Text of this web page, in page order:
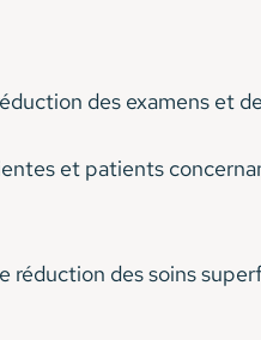
des examens et
et patients
réduction des soins